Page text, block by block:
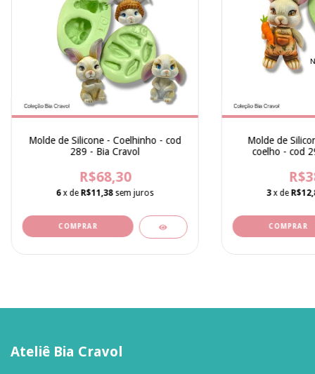
Molde de Silicone - Coelhinho - cod
289 - Bia Cravol
R$68,30
6 x de R$11,38 sem juros
Molde de
coelho - cod
3 x de
Ateliê Bia Cravol